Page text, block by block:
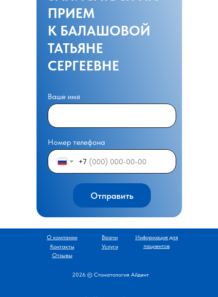
ПРИЕМ
К БАЛАШОВОЙ
ТАТЬЯНЕ
СЕРГЕЕВНЕ
Ваше имя
Номер телефона
+7
Отправить
2026 © Стоматология Айдент
О компании
Услуги
Врачи
Информация для
пациентов
Отзывы
Контакты